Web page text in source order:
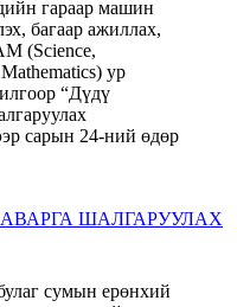
ШАЛГАРУУЛАХ